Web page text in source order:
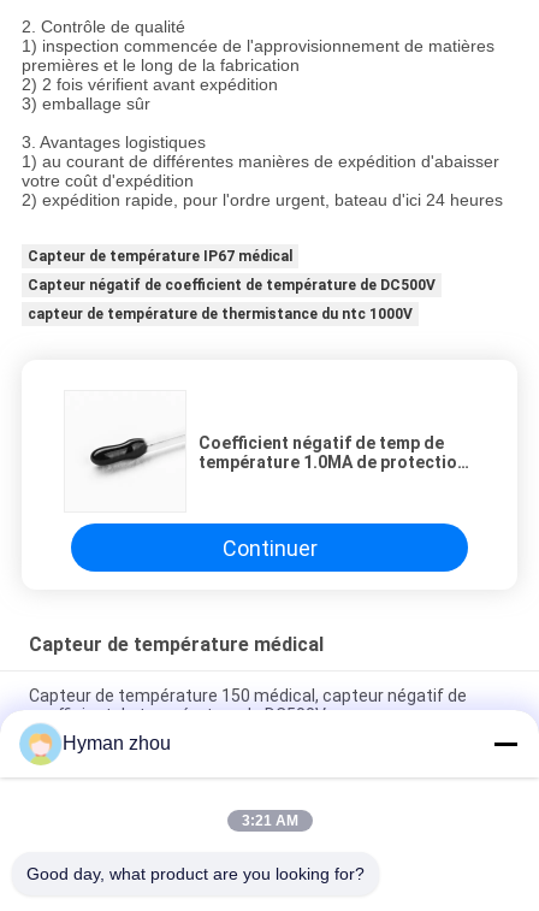
2. Contrôle de qualité
1) inspection commencée de l'approvisionnement de matières
premières et le long de la fabrication
2) 2 fois vérifient avant expédition
3) emballage sûr
3. Avantages logistiques
1) au courant de différentes manières de expédition d'abaisser
votre coût d'expédition
2) expédition rapide, pour l'ordre urgent, bateau d'ici 24 heures
Capteur de température IP67 médical
Capteur négatif de coefficient de température de DC500V
capteur de température de thermistance du ntc 1000V
Coefficient négatif de temp de
température 1.0MA de protection
Continuer
Capteur de température médical
Capteur de température 150 médical, capteur négatif de
coefficient de température de DC500V
capteur de température de thermistance de 1000V NTC
100MQ avec le tube de protection
Coefficient négatif de temp de température 1.0MA de
Hyman zhou
3:21 AM
Good day, what product are you looking for?